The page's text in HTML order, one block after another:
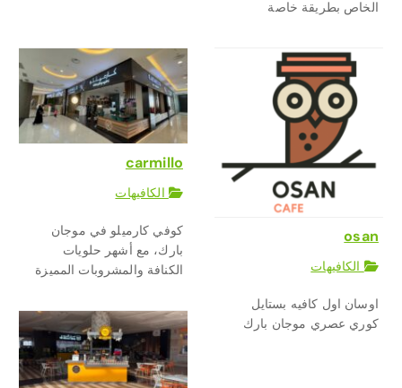
الخاص بطريقة خاصة
osan
الكافيهات
اوسان اول كافيه بستايل
كوري عصري موجان بارك
carmillo
الكافيهات
كوفي كارميلو في موجان
بارك، مع أشهر حلويات
الكنافة والمشروبات المميزة